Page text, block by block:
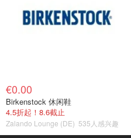
€0.00
Birkenstock 休闲鞋
4.5折起！8.6截止
Zalando Lounge (DE) 535人感兴趣